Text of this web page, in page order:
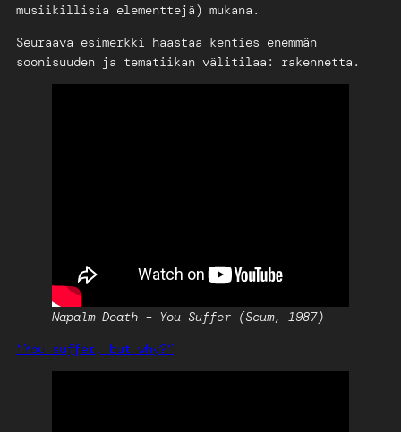
musiikillisia elementtejä) mukana.
Seuraava esimerkki haastaa kenties enemmän
soonisuuden ja tematiikan välitilaa: rakennetta.
Napalm Death – You Suffer (Scum, 1987)
“You suffer, but why?”